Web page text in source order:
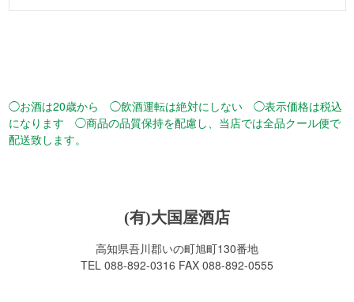
◯お酒は20歳から ◯飲酒運転は絶対にしない ◯表示価格は税込
になります ◯商品の品質保持を配慮し、当店では全品クール便で
配送致します。
(有)大国屋酒店
高知県吾川郡いの町旭町130番地
TEL 088-892-0316 FAX 088-892-0555